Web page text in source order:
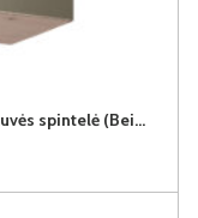
LANGEN BEIGE G80G pakabinama virtuvės spintelė (Beige/Dab Artisan)